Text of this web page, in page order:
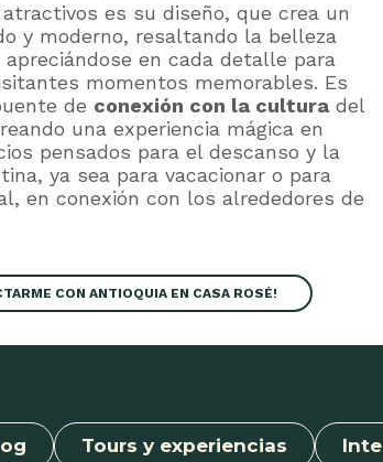
es su diseño, que crea un
y moderno, resaltando la belleza
en cada detalle para
momentos memorables. Es
de conexión con la cultura del
una experiencia mágica en
pensados para el descanso y la
ya sea para vacacionar o para
en conexión con los alrededores de
CON ANTIOQUIA EN CASA ROSÉ!
Tours y experiencias